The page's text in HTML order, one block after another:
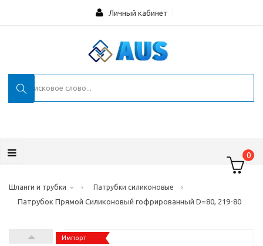
Личный кабинет
0
Шланги и трубки › Патрубки силиконовые
›
Патрубок Прямой Силиконовый гофрированный D=80, 219-80
Импорт